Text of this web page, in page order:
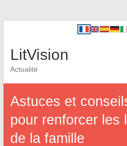
LitVision
Actualité
Astuces et
pour renforcer les
de la famille